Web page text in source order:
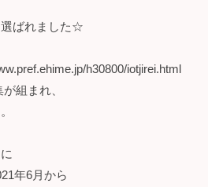
選ばれました☆
h30800/iotjirei.html
組まれ、
年6月から